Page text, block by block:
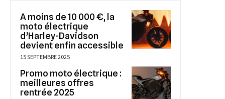
A moins de 10 000 €, la
moto électrique
d’Harley-Davidson
devient enfin accessible
15 SEPTEMBRE 2025
Promo moto électrique :
meilleures offres
rentrée 2025